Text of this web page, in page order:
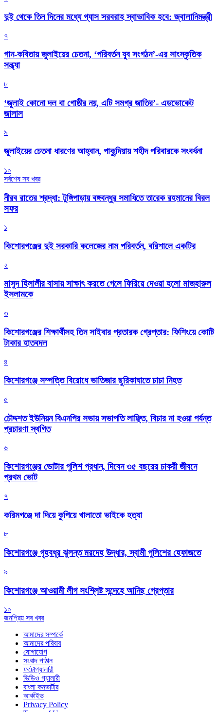
দুই থেকে তিন দিনের মধ্যে গ্যাস সরবরাহ স্বাভাবিক হবে: জ্বালানিমন্ত্রী
৭
গান-কবিতায় জুলাইয়ের চেতনা, ‘পরিবর্তন যুব সংগঠন’-এর সাংস্কৃতিক
সন্ধ্যা
৮
‘জুলাই কোনো দল বা গোষ্ঠীর নয়, এটি সমগ্র জাতির’- এডভোকেট
জালাল
৯
জুলাইয়ের চেতনা ধারণের আহ্বান, পাকুন্দিয়ায় শহীদ পরিবারকে সংবর্ধনা
১০
সর্বশেষ সব খবর
নীরব রাতের শ্রদ্ধা: টুঙ্গিপাড়ায় বঙ্গবন্ধুর সমাধিতে তারেক রহমানের বিরল
সফর
১
কিশোরগঞ্জের দুই সরকারি কলেজের নাম পরিবর্তন, বরিশালে একটির
২
মাসুদ হিলালীর বাসায় সাক্ষাৎ করতে গেলে ফিরিয়ে দেওয়া হলো মাজহারুল
ইসলামকে
৩
কিশোরগঞ্জের শিক্ষার্থীসহ তিন সাইবার প্রতারক গ্রেপ্তার: ফিশিংয়ে কোটি
টাকার হাতবদল
৪
কিশোরগঞ্জে সম্পত্তি বিরোধে ভাতিজার ছুরিকাঘাতে চাচা নিহত
৫
চৌদ্দশত ইউনিয়ন বিএনপির সভায় সভাপতি লাঞ্ছিত, বিচার না হওয়া পর্যন্ত
প্রচারণা স্থগিত
৬
কিশোরগঞ্জের ভোটার পুলিশ প্রধান, দিবেন ৩৫ বছরের চাকরী জীবনে
প্রথম ভোট
৭
করিমগঞ্জে দা দিয়ে কুপিয়ে খালাতো ভাইকে হত্যা
৮
কিশোরগঞ্জে গৃহবধূর ঝুলন্ত মরদেহ উদ্ধার, স্বামী পুলিশের হেফাজতে
৯
কিশোরগঞ্জে আওয়ামী লীগ সংশ্লিষ্ট সন্দেহে আনিছ গ্রেপ্তার
১০
জনপ্রিয় সব খবর
আমাদের সম্পর্কে
আমাদের পরিবার
যোগাযোগ
সংবাদ পাঠান
ফটোগ্যালারী
ভিডিও গ্যালারী
বাংলা কনভার্টার
আর্কাইভ
Privacy Policy